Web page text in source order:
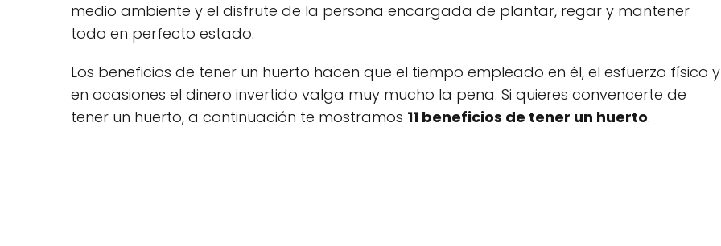
medio ambiente y el disfrute de la persona encargada de plantar, regar y mantener
todo en perfecto estado.
Los beneficios de tener un huerto hacen que el tiempo empleado en él, el esfuerzo físico y
en ocasiones el dinero invertido valga muy mucho la pena. Si quieres convencerte de
tener un huerto, a continuación te mostramos 11 beneficios de tener un huerto.